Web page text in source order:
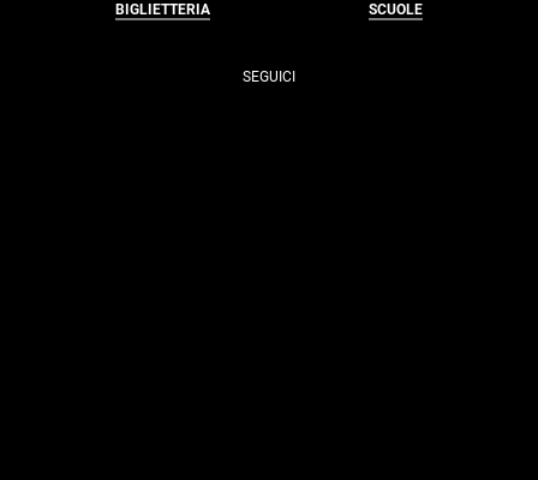
BIGLIETTERIA SCUOLE
SEGUICI